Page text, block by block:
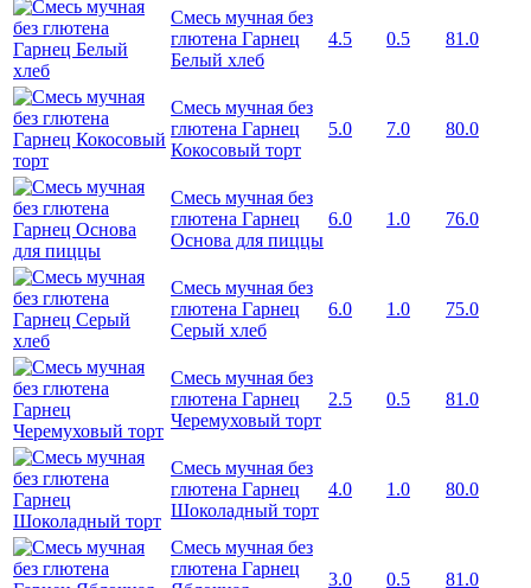
Смесь мучная без
глютена Гарнец
Белый хлеб
4.5 0.5 81.0
Смесь мучная без
глютена Гарнец
Кокосовый торт
5.0 7.0 80.0
Смесь мучная без
глютена Гарнец
Основа для пиццы
6.0 1.0 76.0
Смесь мучная без
глютена Гарнец
Серый хлеб
6.0 1.0 75.0
Смесь мучная без
глютена Гарнец
Черемуховый торт
2.5 0.5 81.0
Смесь мучная без
глютена Гарнец
Шоколадный торт
4.0 1.0 80.0
Смесь мучная без
глютена Гарнец
3.0 0.5 81.0